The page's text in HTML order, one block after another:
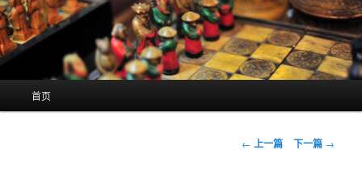
首页
文
← 上一篇 下一篇 →